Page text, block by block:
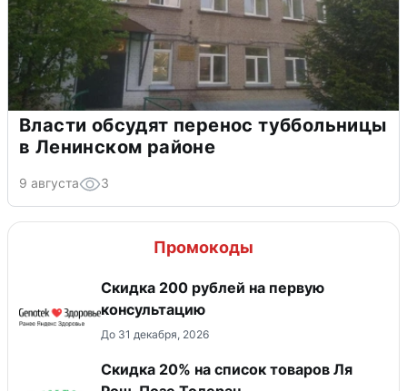
Власти обсудят перенос туббольницы
в Ленинском районе
9 августа 3
Промокоды
Скидка 200 рублей на первую
консультацию
До 31 декабря, 2026
Скидка 20% на список товаров Ля